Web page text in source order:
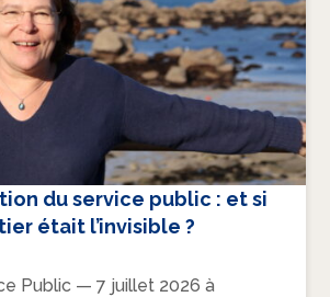
du service public : et si
était l’invisible ?
Public — 7 juillet 2026 à